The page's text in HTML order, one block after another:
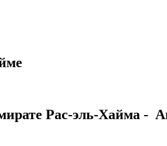
Рас-эль-Хайма -